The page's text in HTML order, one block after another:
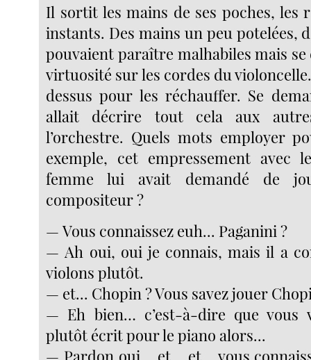
Il sortit les mains de ses poches, les
instants. Des mains un peu potelées,
pouvaient paraître malhabiles mais se
virtuosité sur les cordes du
dessus pour les réchauffer. Se
allait décrire tout cela aux
l’orchestre. Quels mots employer
exemple, cet empressement avec
femme lui avait demandé de
compositeur ?
— Vous connaissez euh... Paganini ?
— Ah oui, oui je connais, mais il a
violons plutôt.
— et... Chopin ? Vous savez jouer
— Eh bien… c’est-à-dire que vous
plutôt écrit pour le piano alors...